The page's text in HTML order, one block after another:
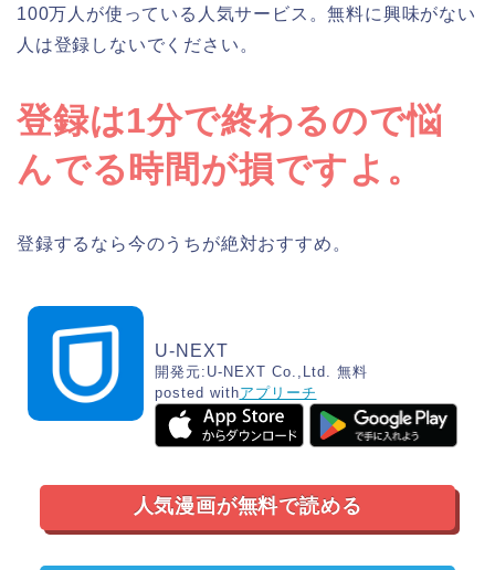
100万人が使っている人気サービス。無料に興味がない
人は登録しないでください。
登録は1分で終わるので悩
んでる時間が損ですよ。
登録するなら今のうちが絶対おすすめ。
U-NEXT
開発元: U-NEXT Co.,Ltd.
無料
posted withアプリーチ
人気漫画が無料で読める